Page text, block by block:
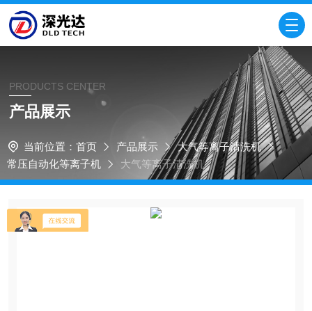
PRODUCTS CENTER
产品展示
当前位置： 首页 产品展示
大气等离子清洗机
常压自动化等离子机
大气等离子清洗机